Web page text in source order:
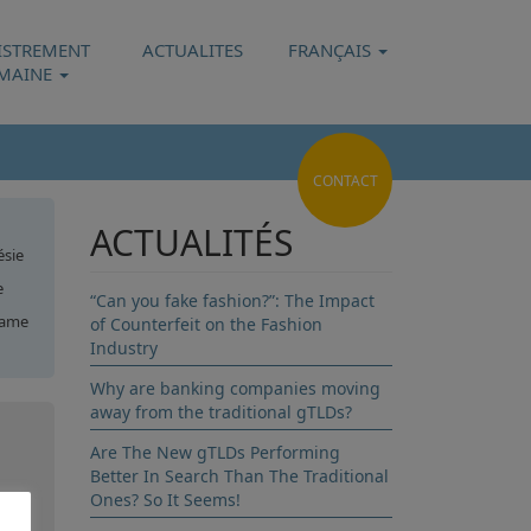
ACTUALITES FRANÇAIS
CONTACT
ACTUALITÉS
“Can you fake fashion?”: The Impact
of Counterfeit on the Fashion
Industry
Why are banking companies moving
away from the traditional gTLDs?
Are The New gTLDs Performing
Better In Search Than The Traditional
Ones? So It Seems!